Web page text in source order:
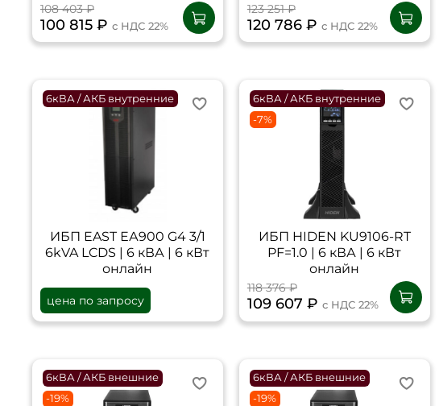
108 403 ₽
100 815 ₽ с НДС 22%
123 251 ₽
120 786 ₽ с НДС 22%
6кВА / АКБ внутренние
ИБП EAST ЕА900 G4 3/1
6kVA LCDS | 6 кВА | 6 кВт
онлайн
цена по запросу
6кВА / АКБ внутренние
-7%
ИБП HIDEN KU9106-RT
PF=1.0 | 6 кВА | 6 кВт
онлайн
118 376 ₽
109 607 ₽ с НДС 22%
6кВА / АКБ внешние
-19%
6кВА / АКБ внешние
-19%